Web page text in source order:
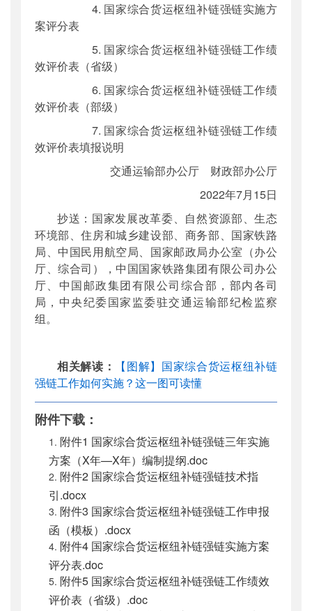
4. 国家综合货运枢纽补链强链实施方
案评分表
5. 国家综合货运枢纽补链强链工作绩
效评价表（省级）
6. 国家综合货运枢纽补链强链工作绩
效评价表（部级）
7. 国家综合货运枢纽补链强链工作绩
效评价表填报说明
交通运输部办公厅 财政部办公厅
2022年7月15日
抄送：国家发展改革委、自然资源部、生态
环境部、住房和城乡建设部、商务部、国家铁路
局、中国民用航空局、国家邮政局办公室（办公
厅、综合司），中国国家铁路集团有限公司办公
厅、中国邮政集团有限公司综合部，部内各司
局，中央纪委国家监委驻交通运输部纪检监察
组。
相关解读：
【图解】国家综合货运枢纽补链
强链工作如何实施？这一图可读懂
附件下载：
附件1 国家综合货运枢纽补链强链三年实施
方案（X年—X年）编制提纲.doc
附件2 国家综合货运枢纽补链强链技术指
引.docx
附件3 国家综合货运枢纽补链强链工作申报
函（模板）.docx
附件4 国家综合货运枢纽补链强链实施方案
评分表.doc
附件5 国家综合货运枢纽补链强链工作绩效
评价表（省级）.doc